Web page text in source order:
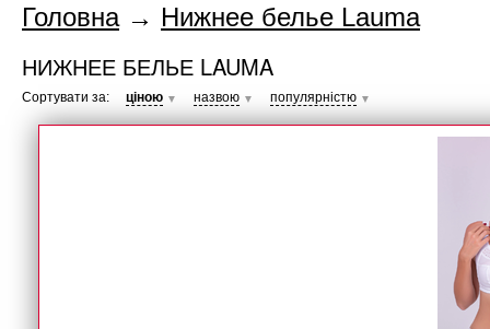
Головна→ Нижнее белье Lauma
НИЖНЕЕ БЕЛЬЕ LAUMA
Сортувати за: ціною ▼ назвою ▼ популярністю ▼